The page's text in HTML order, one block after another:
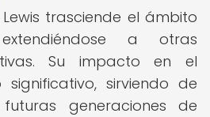
trasciende el ámbito
a otras
Su impacto en el
sirviendo de
generaciones de